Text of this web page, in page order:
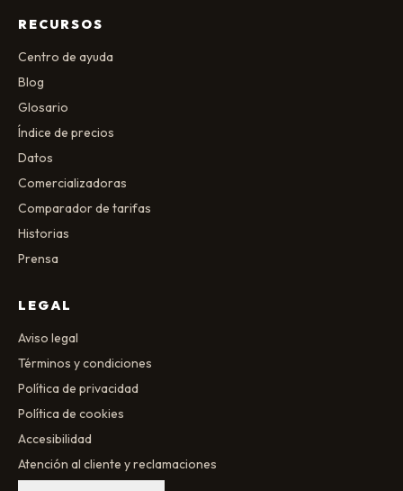
RECURSOS
Centro de ayuda
Blog
Glosario
Índice de precios
Datos
Comercializadoras
Comparador de tarifas
Historias
Prensa
LEGAL
Aviso legal
Términos y condiciones
Política de privacidad
Política de cookies
Accesibilidad
Atención al cliente y reclamaciones